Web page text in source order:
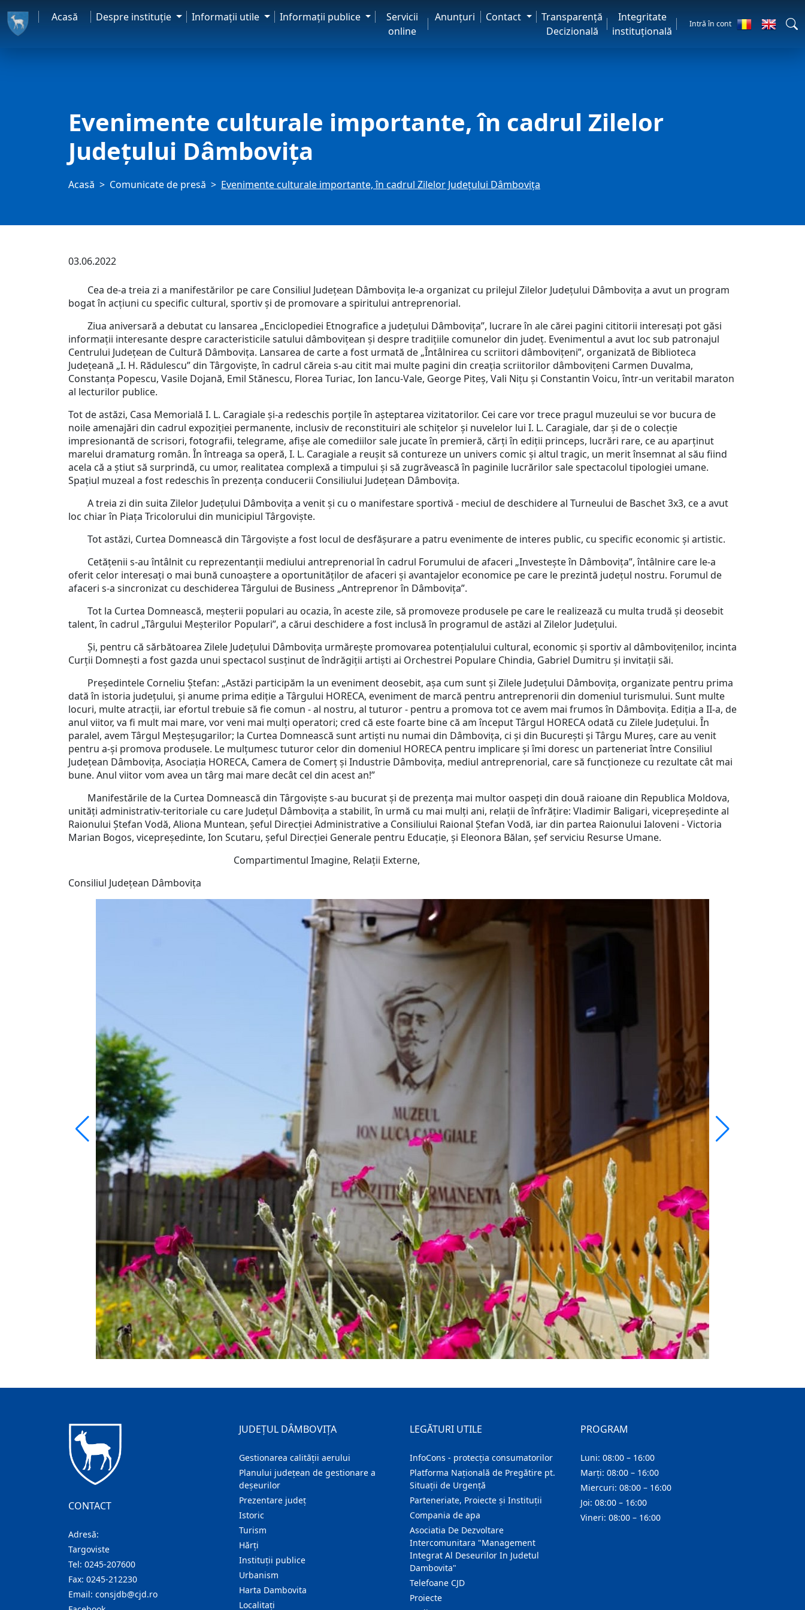
Acasă Despre instituţie Informaţii utile Informaţii publice
Servicii
online
Anunţuri Contact
Transparență
Decizională
Integritate
instituțională
Intră în cont
Evenimente culturale importante, în cadrul Zilelor
Județului Dâmbovița
Acasă Comunicate de presă Evenimente culturale importante, în cadrul Zilelor Județului Dâmbovița
03.06.2022
Cea de-a treia zi a manifestărilor pe care Consiliul Județean Dâmbovița le-a organizat cu prilejul Zilelor Județului Dâmbovița a avut un program
bogat în acțiuni cu specific cultural, sportiv și de promovare a spiritului antreprenorial.
Ziua aniversară a debutat cu lansarea „Enciclopediei Etnografice a județului Dâmbovița”, lucrare în ale cărei pagini cititorii interesați pot găsi
informații interesante despre caracteristicile satului dâmbovițean și despre tradițiile comunelor din județ. Evenimentul a avut loc sub patronajul
Centrului Județean de Cultură Dâmbovița. Lansarea de carte a fost urmată de „Întâlnirea cu scriitori dâmbovițeni”, organizată de Biblioteca
Județeană „I. H. Rădulescu” din Târgoviște, în cadrul căreia s-au citit mai multe pagini din creația scriitorilor dâmbovițeni Carmen Duvalma,
Constanța Popescu, Vasile Dojană, Emil Stănescu, Florea Turiac, Ion Iancu-Vale, George Piteș, Vali Nițu și Constantin Voicu, într-un veritabil maraton
al lecturilor publice.
Tot de astăzi, Casa Memorială I. L. Caragiale și-a redeschis porțile în așteptarea vizitatorilor. Cei care vor trece pragul muzeului se vor bucura de
noile amenajări din cadrul expoziției permanente, inclusiv de reconstituiri ale schițelor și nuvelelor lui I. L. Caragiale, dar și de o colecţie
impresionantă de scrisori, fotografii, telegrame, afişe ale comediilor sale jucate în premieră, cărţi în ediţii princeps, lucrări rare, ce au aparținut
marelui dramaturg român. În întreaga sa operă, I. L. Caragiale a reuşit să contureze un univers comic şi altul tragic, un merit însemnat al său fiind
acela că a ştiut să surprindă, cu umor, realitatea complexă a timpului şi să zugrăvească în paginile lucrărilor sale spectacolul tipologiei umane.
Spațiul muzeal a fost redeschis în prezența conducerii Consiliului Județean Dâmbovița.
A treia zi din suita Zilelor Județului Dâmbovița a venit și cu o manifestare sportivă - meciul de deschidere al Turneului de Baschet 3x3, ce a avut
loc chiar în Piața Tricolorului din municipiul Târgoviște.
Tot astăzi, Curtea Domnească din Târgoviște a fost locul de desfășurare a patru evenimente de interes public, cu specific economic și artistic.
Cetățenii s-au întâlnit cu reprezentanții mediului antreprenorial în cadrul Forumului de afaceri „Investește în Dâmbovița”, întâlnire care le-a
oferit celor interesați o mai bună cunoaștere a oportunităților de afaceri și avantajelor economice pe care le prezintă județul nostru. Forumul de
afaceri s-a sincronizat cu deschiderea Târgului de Business „Antreprenor în Dâmbovița”.
Tot la Curtea Domnească, meșterii populari au ocazia, în aceste zile, să promoveze produsele pe care le realizează cu multa trudă și deosebit
talent, în cadrul „Târgului Meșterilor Populari”, a cărui deschidere a fost inclusă în programul de astăzi al Zilelor Județului.
Și, pentru că sărbătoarea Zilele Județului Dâmbovița urmărește promovarea potențialului cultural, economic și sportiv al dâmbovițenilor, incinta
Curții Domnești a fost gazda unui spectacol susținut de îndrăgiții artiști ai Orchestrei Populare Chindia, Gabriel Dumitru și invitații săi.
Președintele Corneliu Ștefan: „Astăzi participăm la un eveniment deosebit, așa cum sunt și Zilele Județului Dâmbovița, organizate pentru prima
dată în istoria județului, și anume prima ediție a Târgului HORECA, eveniment de marcă pentru antreprenorii din domeniul turismului. Sunt multe
locuri, multe atracții, iar efortul trebuie să fie comun - al nostru, al tuturor - pentru a promova tot ce avem mai frumos în Dâmbovița. Ediția a II-a, de
anul viitor, va fi mult mai mare, vor veni mai mulți operatori; cred că este foarte bine că am început Târgul HORECA odată cu Zilele Județului. În
paralel, avem Târgul Meșteșugarilor; la Curtea Domnească sunt artiști nu numai din Dâmbovița, ci și din București și Târgu Mureș, care au venit
pentru a-și promova produsele. Le mulțumesc tuturor celor din domeniul HORECA pentru implicare și îmi doresc un parteneriat între Consiliul
Județean Dâmbovița, Asociația HORECA, Camera de Comerț și Industrie Dâmbovița, mediul antreprenorial, care să funcționeze cu rezultate cât mai
bune. Anul viitor vom avea un târg mai mare decât cel din acest an!”
Manifestările de la Curtea Domnească din Târgoviște s-au bucurat și de prezența mai multor oaspeți din două raioane din Republica Moldova,
unități administrativ-teritoriale cu care Județul Dâmbovița a stabilit, în urmă cu mai mulți ani, relații de înfrățire: Vladimir Baligari, vicepreședinte al
Raionului Ștefan Vodă, Aliona Muntean, șeful Direcției Administrative a Consiliului Raional Ștefan Vodă, iar din partea Raionului Ialoveni - Victoria
Marian Bogos, vicepreședinte, Ion Scutaru, șeful Direcției Generale pentru Educație, și Eleonora Bălan, șef serviciu Resurse Umane.
Compartimentul Imagine, Relații Externe,
Consiliul Județean Dâmbovița
CONTACT
Adresă:
Targoviste
Tel: 0245-207600
Fax: 0245-212230
Email: consjdb@cjd.ro
JUDEȚUL DÂMBOVIȚA
Gestionarea calității aerului
Planului județean de gestionare a
deșeurilor
Prezentare judeţ
Istoric
Turism
Hărţi
Instituţii publice
Urbanism
Harta Dambovita
Localitaţi
LEGĂTURI UTILE
InfoCons - protecția consumatorilor
Platforma Națională de Pregătire pt.
Situații de Urgență
Parteneriate, Proiecte și Instituții
Compania de apa
Asociatia De Dezvoltare
Intercomunitara "Management
Integrat Al Deseurilor In Judetul
Dambovita"
Telefoane CJD
Proiecte
PROGRAM
Luni: 08:00 – 16:00
Marți: 08:00 – 16:00
Miercuri: 08:00 – 16:00
Joi: 08:00 – 16:00
Vineri: 08:00 – 16:00